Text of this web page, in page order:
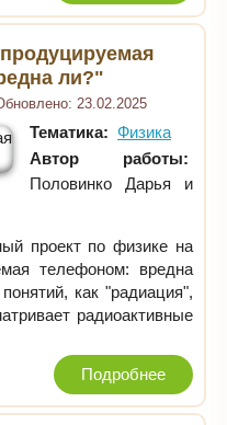
ли?"
23.02.2025
Тематика: Физика
Автор работы:
Половинко Дарья и
проект по физике на
телефоном: вредна
как "радиация",
радиоактивные
Подробнее